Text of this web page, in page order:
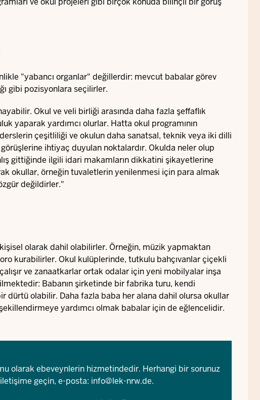
"yabancı organlar" değillerdir: mevcut babalar görev
gibi pozisyonlara seçilirler.
Okul ve veli birliği arasında daha fazla şeffaflık
yaparak yardımcı olurlar. Hatta okul programının
çeşitliliği ve okulun daha sanatsal, teknik veya iki dilli
ihtiyaç duyulan noktalardır. Okulda neler olup
gittiğinde ilgili idari makamların dikkatini şikayetlerine
okullar, örneğin tuvaletlerin yenilenmesi için para almak
değildirler."
olarak dahil olabilirler. Örneğin, müzik yapmaktan
kurabilirler. Okul kulüplerinde, tutkulu bahçıvanlar çiçekli
ve zanaatkarlar ortak odalar için yeni mobilyalar inşa
Babanın şirketinde bir fabrika turu, kendi
dürtü olabilir. Daha fazla baba her alana dahil olursa okullar
yardımcı olmak babalar için de eğlencelidir.
olarak ebeveynlerin hizmetindedir. Herhangi bir sorunuz
geçin, e-posta: info@lek-nrw.de.